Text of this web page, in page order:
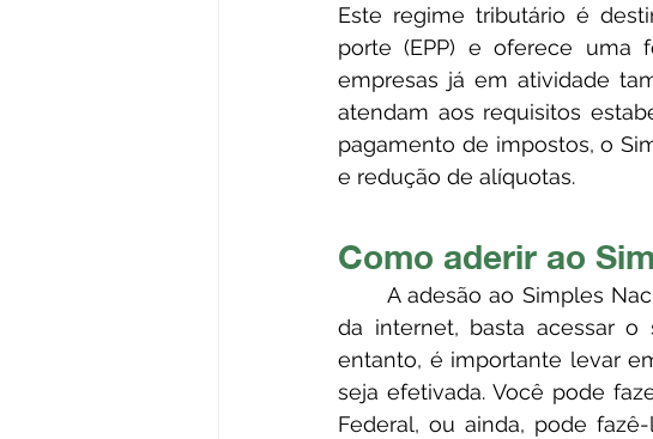
Este regime tributário é
porte (EPP) e oferece uma
empresas já em atividade
atendam aos requisitos
pagamento de impostos, o
e redução de alíquotas.
Como aderir ao
	A adesão ao Simples Nacional 2023 pode ser feita de forma fácil e rápida através
da internet, basta acessar
entanto, é importante levar
seja efetivada. Você pode
Federal, ou ainda, pode